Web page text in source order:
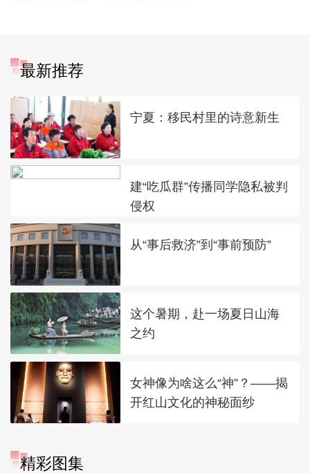
最新推荐
宁夏：移民村里的诗意新生
建“吃瓜群”传播同学隐私被判
侵权
从“事后救济”到“事前预防”
这个暑期，赴一场夏日山海
之约
女神像为啥这么“神”？——揭
开红山文化的神秘面纱
精彩图集
“大地指纹”奏响夏夜文旅乐